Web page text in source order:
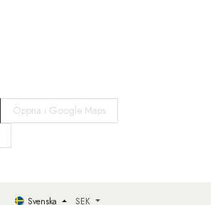
Öppna i Google Maps
Svenska SEK